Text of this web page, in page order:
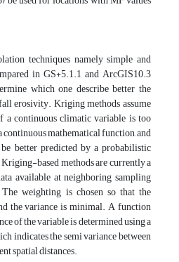
techniques namely simple and
in GS+5.1.1 and ArcGIS10.3
which one describe better the
erosivity. Kriging methods assume
a continuous climatic variable is too
mathematical function, and
better predicted by a probabilistic
based methods are currently a
available at neighboring sampling
weighting is chosen so that the
the variance is minimal. A function
of the variable is determined using a
indicates the semi variance between
spatial distances.